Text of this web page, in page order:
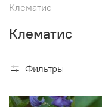
Клематис
Клематис
Фильтры